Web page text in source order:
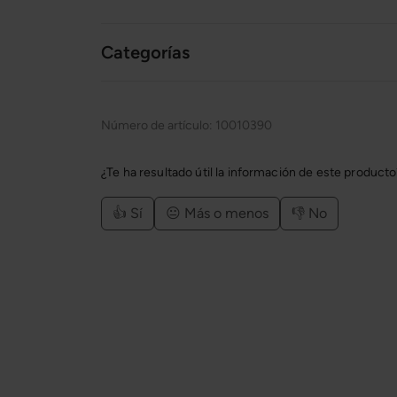
Categorías
Número de artículo: 10010390
¿Te ha resultado útil la información de este
👍 Sí 😐 Más o menos 👎 No